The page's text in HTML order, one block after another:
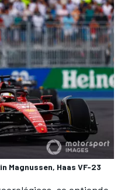
Magnussen, Haas VF-23